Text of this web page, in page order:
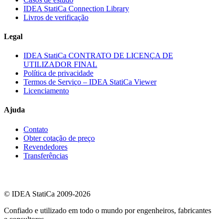
IDEA StatiCa Connection Library
Livros de verificação
Legal
IDEA StatiCa CONTRATO DE LICENÇA DE
UTILIZADOR FINAL
Política de privacidade
Termos de Serviço – IDEA StatiCa Viewer
Licenciamento
Ajuda
Contato
Obter cotação de preço
Revendedores
Transferências
© IDEA StatiCa 2009-2026
Confiado e utilizado em todo o mundo por engenheiros, fabricantes